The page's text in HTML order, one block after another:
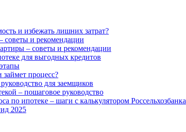
и избежать лишних затрат?
советы и рекомендации
– советы и рекомендации
для выгодных кредитов
процесс?
для заемщиков
– пошаговое руководство
по ипотеке – шаги с калькулятором Россельхозбанка
2025